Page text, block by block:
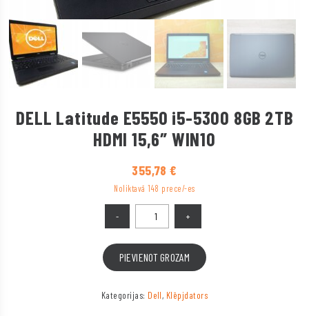
DELL Latitude E5550 i5-5300 8GB 2TB
HDMI 15,6″ WIN10
355,78€
Noliktavā 148 prece/-es
PIEVIENOT GROZAM
Kategorijas: Dell, Klēpjdators